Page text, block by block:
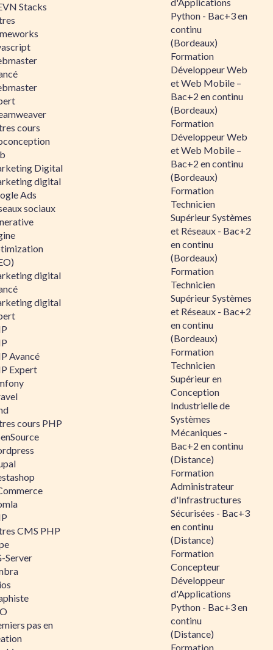
Stacks
cours
Digital
digital
Ads
sociaux
digital
digital
Avancé
Expert
cours PHP
CMS PHP
Server
pas en
Python - Bac+3 en
continu
(Bordeaux)
Formation
Développeur Web
et Web Mobile –
Bac+2 en continu
(Bordeaux)
Formation
Développeur Web
et Web Mobile –
Bac+2 en continu
(Bordeaux)
Formation
Technicien
Supérieur Systèmes
et Réseaux - Bac+2
en continu
(Bordeaux)
Formation
Technicien
Supérieur Systèmes
et Réseaux - Bac+2
en continu
(Bordeaux)
Formation
Technicien
Supérieur en
Conception
Industrielle de
Systèmes
Mécaniques -
Bac+2 en continu
(Distance)
Formation
Administrateur
d'Infrastructures
Sécurisées - Bac+3
en continu
(Distance)
Formation
Concepteur
Développeur
d'Applications
Python - Bac+3 en
continu
(Distance)
Formation